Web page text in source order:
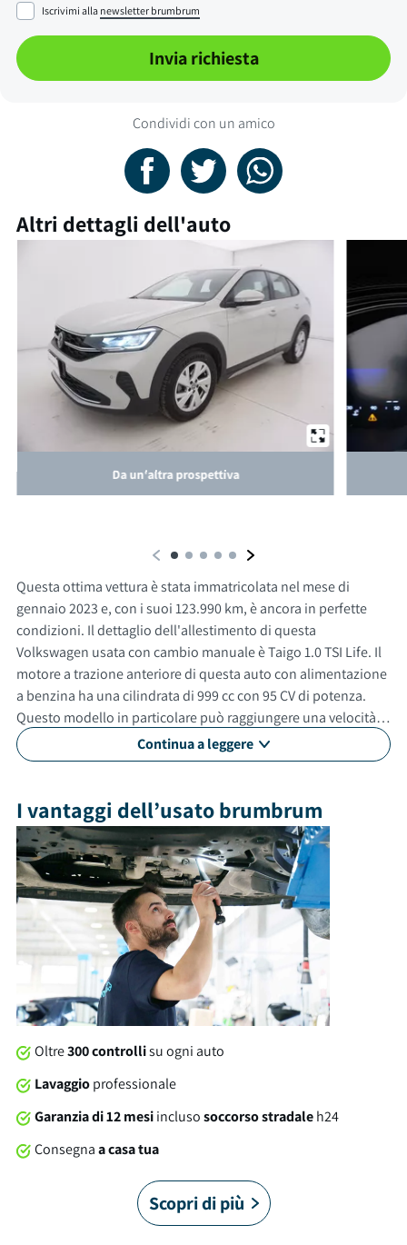
Iscrivimi alla newsletter brumbrum
Invia richiesta
Condividi con un amico
Altri dettagli dell'auto
Da un'altra prospettiva
Questa ottima vettura è stata immatricolata nel mese di
gennaio 2023 e, con i suoi 123.990 km, è ancora in perfette
condizioni. Il dettaglio dell'allestimento di questa
Volkswagen usata con cambio manuale è Taigo 1.0 TSI Life. Il
motore a trazione anteriore di questa auto con alimentazione
a benzina ha una cilindrata di 999 cc con 95 CV di potenza.
Questo modello in particolare può raggiungere una velocità
massima di 183 km/h. Con un consumo medio di 4.7 litri ogni
100 km. Questa automobile usata è adatta anche per
interni in sono di colore nero. Il veicolo ha 5 porte, 5 posti a
sedere e un bagagliaio con capacità di 440 litri. Tra gli optional
e le dotazioni troviamo: cerchi in lega, isofix, ruotino di scorta
e molto altro ancora. Al momento della consegna, questa
vettura sarà soggetta a lavaggio professionale compreso nel
prezzo. Su tutte le nostre auto offriamo una garanzia
brumbrum di 12 mesi dalla consegna con soccorso stradale
24/7 in Italia e in Europa. Cosa stai aspettando?
Continua a leggere
I vantaggi dell’usato brumbrum
Oltre300 controllisu ogni auto
Lavaggioprofessionale
Garanzia di 12 mesiinclusosoccorso stradaleh24
Consegnaa casa tua
Scopri di più